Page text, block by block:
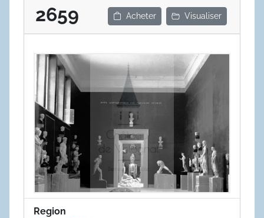
2659 Acheter Visualiser
Region